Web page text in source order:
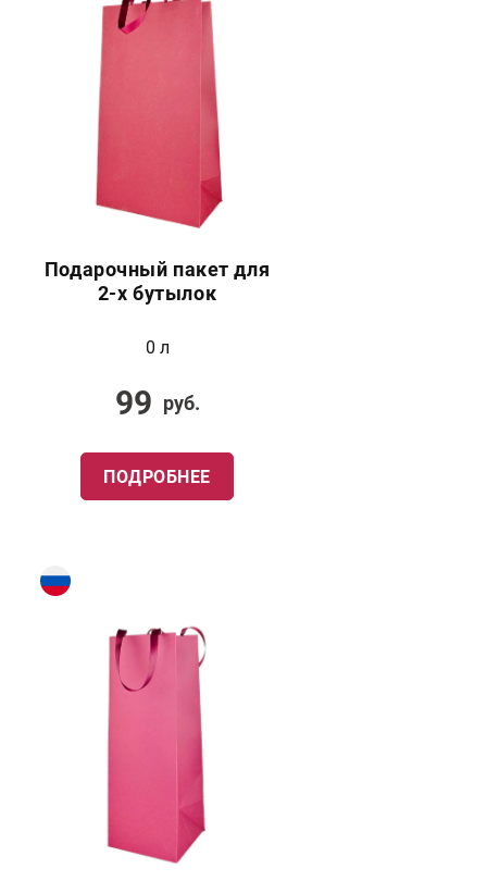
Подарочный пакет для
2-х бутылок
0 л
99 руб.
ПОДРОБНЕЕ